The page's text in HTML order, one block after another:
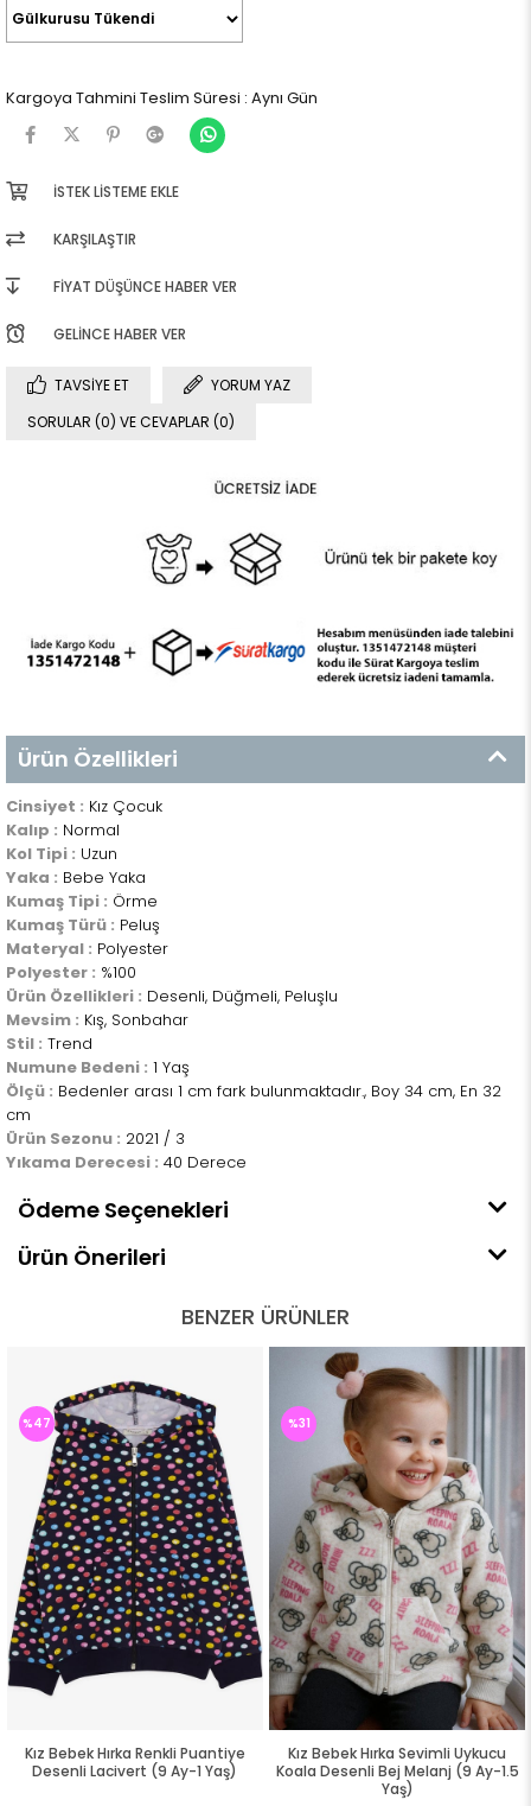
Kargoya Tahmini Teslim Süresi : Aynı Gün
İSTEK LISTEME EKLE
KARŞILAŞTIR
FIYAT DÜŞÜNCE HABER VER
GELINCE HABER VER
TAVSIYE ET
YORUM YAZ
SORULAR (0) VE CEVAPLAR (0)
Ürün Özellikleri
Cinsiyet : Kız Çocuk
Kalıp : Normal
Kol Tipi : Uzun
Yaka : Bebe Yaka
Kumaş Tipi : Örme
Kumaş Türü : Peluş
Materyal : Polyester
Polyester : %100
Ürün Özellikleri : Desenli, Düğmeli, Peluşlu
Mevsim : Kış, Sonbahar
Stil : Trend
Numune Bedeni : 1 Yaş
Ölçü : Bedenler arası 1 cm fark bulunmaktadır., Boy 34 cm, En 32
cm
Ürün Sezonu : 2021 / 3
Yıkama Derecesi : 40 Derece
Ödeme Seçenekleri
Ürün Önerileri
BENZER ÜRÜNLER
Kız Bebek Hırka Renkli Puantiye
Desenli Lacivert (9 Ay-1 Yaş)
%47
Kız Bebek Hırka Sevimli Uykucu
Koala Desenli Bej Melanj (9 Ay-1.5
Yaş)
%31